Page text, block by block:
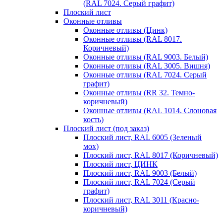
(RAL 7024. Серый графит)
Плоский лист
Оконные отливы
Оконные отливы (Цинк)
Оконные отливы (RAL 8017.
Коричневый)
Оконные отливы (RAL 9003. Белый)
Оконные отливы (RAL 3005. Вишня)
Оконные отливы (RAL 7024. Серый
графит)
Оконные отливы (RR 32. Темно-
коричневый)
Оконные отливы (RAL 1014. Слоновая
кость)
Плоский лист (под заказ)
Плоский лист, RAL 6005 (Зеленый
мох)
Плоский лист, RAL 8017 (Коричневый)
Плоский лист, ЦИНК
Плоский лист, RAL 9003 (Белый)
Плоский лист, RAL 7024 (Серый
графит)
Плоский лист, RAL 3011 (Красно-
коричневый)